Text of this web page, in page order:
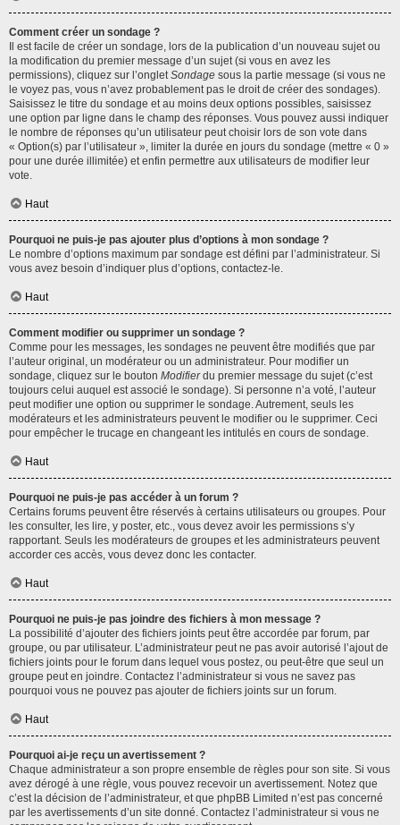
Comment créer un sondage ?
Il est facile de créer un sondage, lors de la publication d’un nouveau sujet ou
la modification du premier message d’un sujet (si vous en avez les
permissions), cliquez sur l’ongletSondage sous la partie message (si vous ne
le voyez pas, vous n’avez probablement pas le droit de créer des sondages).
Saisissez le titre du sondage et au moins deux options possibles, saisissez
une option par ligne dans le champ des réponses. Vous pouvez aussi indiquer
le nombre de réponses qu’un utilisateur peut choisir lors de son vote dans
« Option(s) par l’utilisateur », limiter la durée en jours du sondage (mettre « 0 »
pour une durée illimitée) et enfin permettre aux utilisateurs de modifier leur
vote.
Haut
Pourquoi ne puis-je pas ajouter plus d’options à mon sondage ?
Le nombre d’options maximum par sondage est défini par l’administrateur. Si
vous avez besoin d’indiquer plus d’options, contactez-le.
Haut
Comment modifier ou supprimer un sondage ?
Comme pour les messages, les sondages ne peuvent être modifiés que par
l’auteur original, un modérateur ou un administrateur. Pour modifier un
sondage, cliquez sur le bouton Modifierdu premier message du sujet (c’est
toujours celui auquel est associé le sondage). Si personne n’a voté, l’auteur
peut modifier une option ou supprimer le sondage. Autrement, seuls les
modérateurs et les administrateurs peuvent le modifier ou le supprimer. Ceci
pour empêcher le trucage en changeant les intitulés en cours de sondage.
Haut
Pourquoi ne puis-je pas accéder à un forum ?
Certains forums peuvent être réservés à certains utilisateurs ou groupes. Pour
les consulter, les lire, y poster, etc., vous devez avoir les permissions s’y
rapportant. Seuls les modérateurs de groupes et les administrateurs peuvent
accorder ces accès, vous devez donc les contacter.
Haut
Pourquoi ne puis-je pas joindre des fichiers à mon message ?
La possibilité d’ajouter des fichiers joints peut être accordée par forum, par
groupe, ou par utilisateur. L’administrateur peut ne pas avoir autorisé l’ajout de
fichiers joints pour le forum dans lequel vous postez, ou peut-être que seul un
groupe peut en joindre. Contactez l’administrateur si vous ne savez pas
pourquoi vous ne pouvez pas ajouter de fichiers joints sur un forum.
Haut
Pourquoi ai-je reçu un avertissement ?
Chaque administrateur a son propre ensemble de règles pour son site. Si vous
avez dérogé à une règle, vous pouvez recevoir un avertissement. Notez que
c’est la décision de l’administrateur, et que phpBB Limited n’est pas concerné
par les avertissements d’un site donné. Contactez l’administrateur si vous ne